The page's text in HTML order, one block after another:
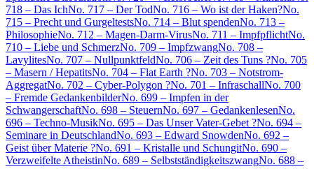
718 – Das IchNo. 717 – Der TodNo. 716 – Wo ist der Haken?No.
715 – Precht und GurgeltestsNo. 714 – Blut spendenNo. 713 –
PhilosophieNo. 712 – Magen-Darm-VirusNo. 711 – ImpfpflichtNo.
710 – Liebe und SchmerzNo. 709 – ImpfzwangNo. 708 –
LavylitesNo. 707 – NullpunktfeldNo. 706 – Zeit des Tuns ?No. 705
– Masern / HepatitsNo. 704 – Flat Earth ?No. 703 – Notstrom-
AggregatNo. 702 – Cyber-Polygon ?No. 701 – InfraschallNo. 700
– Fremde GedankenbilderNo. 699 – Impfen in der
SchwangerschaftNo. 698 – SteuernNo. 697 – GedankenlesenNo.
696 – Techno-MusikNo. 695 – Das Unser Vater-Gebet ?No. 694 –
Seminare in DeutschlandNo. 693 – Edward SnowdenNo. 692 –
Geist über Materie ?No. 691 – Kristalle und SchungitNo. 690 –
Verzweifelte AtheistinNo. 689 – SelbstständigkeitszwangNo. 688 –